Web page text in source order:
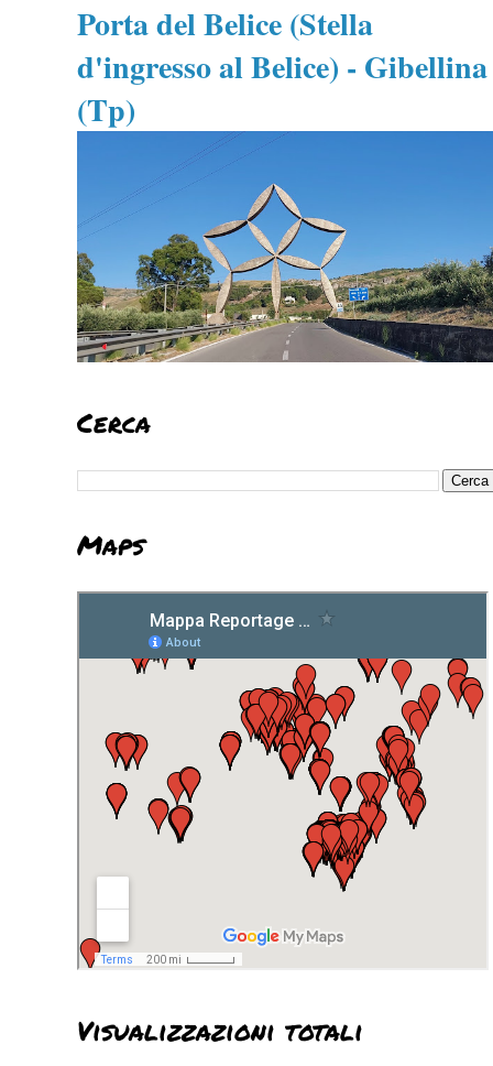
Porta del Belice (Stella
d'ingresso al Belice) - Gibellina
(Tp)
Cerca
Maps
Visualizzazioni totali